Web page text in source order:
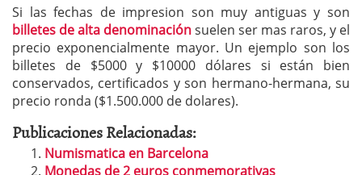
Si las fechas de impresion son muy antiguas y son
billetes de alta denominaciónsuelen ser mas raros, y el
precio exponencialmente mayor. Un ejemplo son los
billetes de $5000 y $10000 dólares si están bien
conservados, certificados y son hermano-hermana, su
precio ronda ($1.500.000 de dolares).
Publicaciones Relacionadas:
Numismatica en Barcelona
Monedas de 2 euros conmemorativas